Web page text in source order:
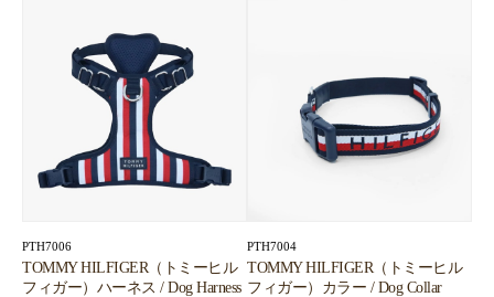
PTH7006
TOMMY HILFIGER（トミーヒル
フィガー）ハーネス / Dog Harness
PTH7004
TOMMY HILFIGER（トミーヒル
フィガー）カラー / Dog Collar